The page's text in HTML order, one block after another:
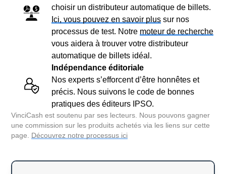
choisir un distributeur automatique de billets.
Ici, vous pouvez en savoir plus sur nos
processus de test. Notre moteur de recherche
vous aidera à trouver votre distributeur
automatique de billets idéal.
Indépendance éditoriale
Nos experts s’efforcent d’être honnêtes et
précis. Nous suivons le code de bonnes
pratiques des éditeurs IPSO.
VinciCash est soutenu par ses lecteurs. Nous pouvons gagner
une commission sur les produits achetés via les liens sur cette
page. Découvrez notre processus ici